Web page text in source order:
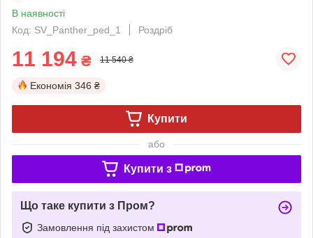
В наявності
Код: SV_Panther_ped_1
Роздріб
11 194 ₴ 11 540 ₴
Економія 346 ₴
Купити
або
Купити з
Що таке купити з Пром?
Замовлення під захистом